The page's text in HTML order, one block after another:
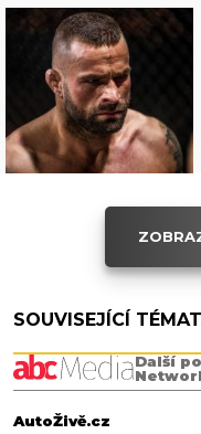
SOUVISEJÍCÍ
Další
AutoŽivě.cz